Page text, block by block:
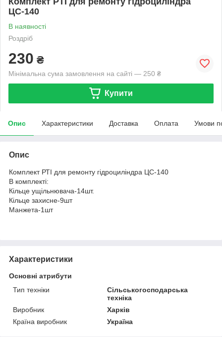
ЦС-140
В наявності
Роздріб
230 ₴
Мінімальна сума замовлення на сайті — 250 ₴
Купити
Опис Характеристики Доставка Оплата Умови
Опис
Комплект РТІ для ремонту гідроциліндра ЦС-140
В комплекті:
Кільце ущільнювача-14шт.
Кільце захисне-9шт
Манжета-1шт
Характеристики
Основні атрибути
Тип техніки
Сільськогосподарська
техніка
Виробник
Харків
Країна виробник
Україна